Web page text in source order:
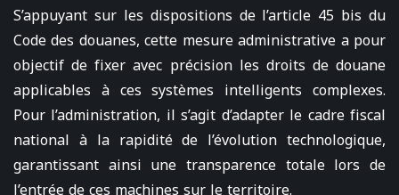
S’appuyant sur les dispositions de l’article 45 bis du
Code des douanes, cette mesure administrative a pour
objectif de fixer avec précision les droits de douane
applicables à ces systèmes intelligents complexes.
Pour l’administration, il s’agit d’adapter le cadre fiscal
national à la rapidité de l’évolution technologique,
garantissant ainsi une transparence totale lors de